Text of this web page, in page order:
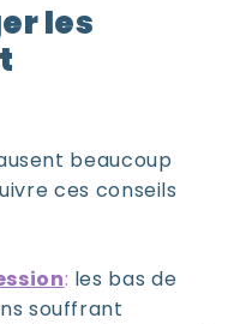
les
beaucoup
ces conseils
: les bas de
souffrant